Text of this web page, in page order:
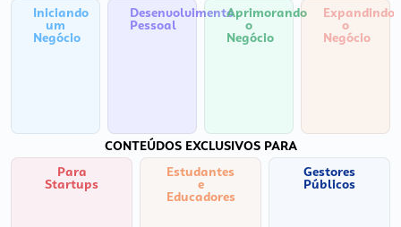
Iniciando
um
Negócio
Desenvolvimento
Pessoal
Aprimorando
o
Negócio
Expandindo
o
Negócio
CONTEÚDOS EXCLUSIVOS PARA
Para
Startups
Estudantes
e
Educadores
Gestores
Públicos